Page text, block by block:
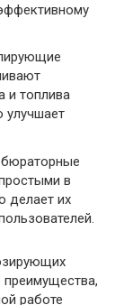
и топлива
улучшает
в
делает их
преимущества,
работе